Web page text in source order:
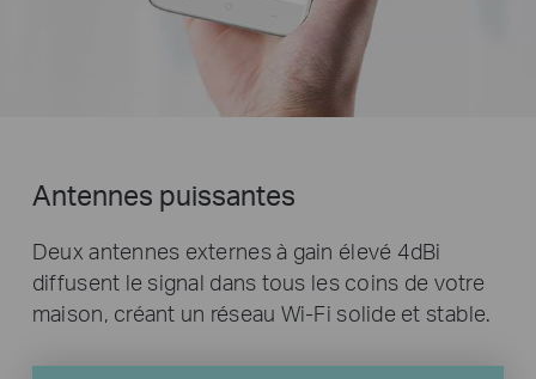
Antennes puissantes
Deux antennes externes à gain élevé 4dBi
diffusent le signal dans tous les coins de votre
maison, créant un réseau Wi-Fi solide et stable.